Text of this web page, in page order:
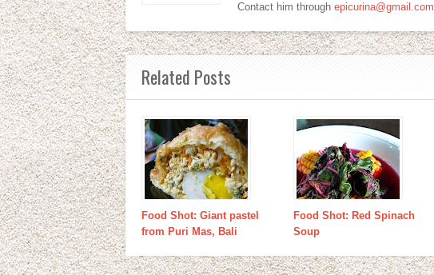
Contact him through epicurina@gmail.com
Related Posts
Food Shot: Giant pastel
from Puri Mas, Bali
Food Shot: Red Spinach
Soup